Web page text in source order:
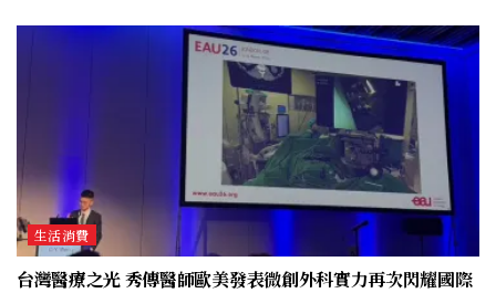
生活消費
台灣醫療之光 秀傳醫師歐美發表微創外科實力再次閃耀國際